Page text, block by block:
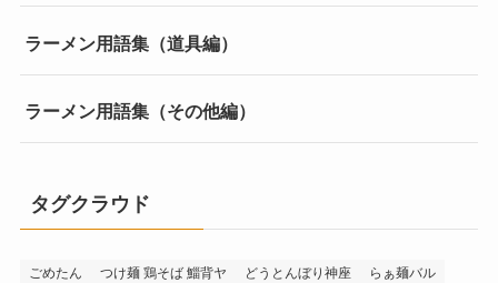
ラーメン用語集（道具編）
ラーメン用語集（その他編）
タグクラウド
ごめたん つけ麺 鶏そば 鯔背ヤ どうとんぼり神座
らぁ麺バル